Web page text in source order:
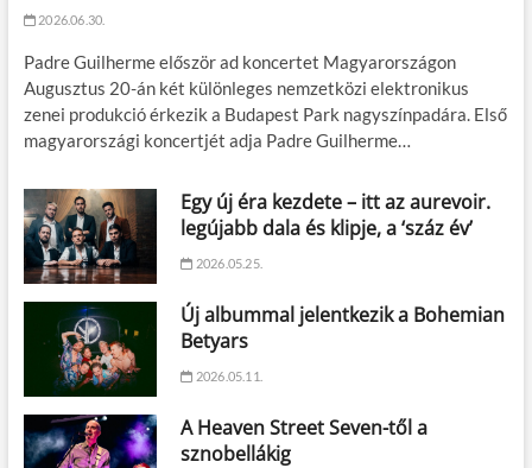
2026.06.30.
Padre Guilherme először ad koncertet Magyarországon
Augusztus 20-án két különleges nemzetközi elektronikus
zenei produkció érkezik a Budapest Park nagyszínpadára. Első
magyarországi koncertjét adja Padre Guilherme…
Egy új éra kezdete – itt az aurevoir.
legújabb dala és klipje, a ‘száz év’
2026.05.25.
Új albummal jelentkezik a Bohemian
Betyars
2026.05.11.
A Heaven Street Seven-től a
sznobellákig